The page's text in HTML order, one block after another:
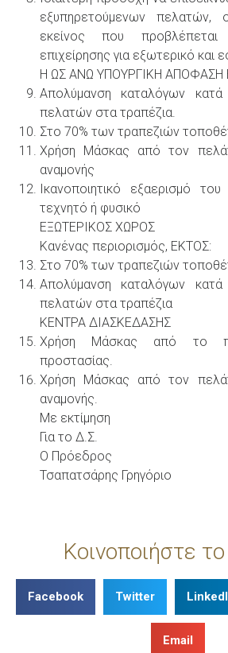
εξυπηρετούμενων πελατών,
εκείνος που
επιχείρησης για εξωτερικό και
Η ΩΣ ΑΝΩ ΥΠΟΥΡΓΙΚΗ ΑΠΟΦΑΣΗ
Απολύμανση καταλόγων
πελατών στα τραπέζια.
Στο 70% των τραπεζιών
Χρήση Μάσκας από τον
αναμονής
Ικανοποιητικό εξαερισμό
τεχνητό ή φυσικό
ΕΞΩΤΕΡΙΚΟΣ ΧΩΡΟΣ
Κανένας περιορισμός, ΕΚΤΟΣ:
Στο 70% των τραπεζιών
Απολύμανση καταλόγων
πελατών στα τραπέζια
ΚΕΝΤΡΑ ΔΙΑΣΚΕΔΑΣΗΣ
Χρήση Μάσκας από το
προστασίας.
Χρήση Μάσκας από τον
αναμονής.
Με εκτίμηση
Για το Δ.Σ.
Ο Πρόεδρος
Τσαπατσάρης Γρηγόριο
Κοινοποιήστε
Facebook Twitter
Email